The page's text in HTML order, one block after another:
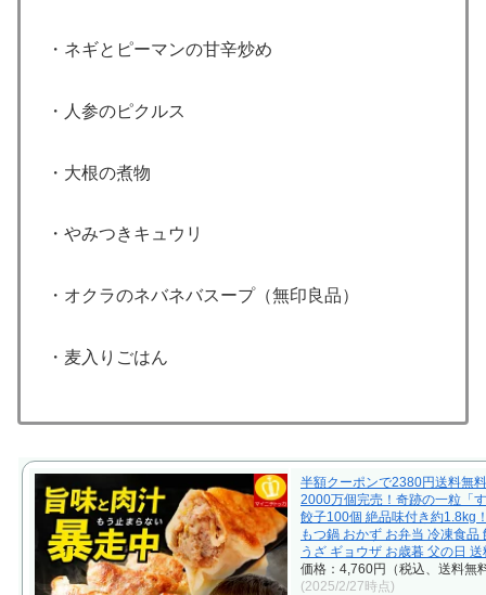
・ネギとピーマンの甘辛炒め
・人参のピクルス
・大根の煮物
・やみつきキュウリ
・オクラのネバネバスープ（無印良品）
・麦入りごはん
半額クーポンで2380円送料無
2000万個完売！奇跡の一粒「
餃子100個 絶品味付き約1.8kg
もつ鍋 おかず お弁当 冷凍食品
うざ ギョウザ お歳暮 父の日
価格：4,760円（税込、送料無
(2025/2/27時点)